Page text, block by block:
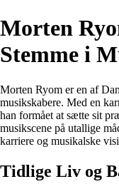
Morten
Stemme i
Morten Ryom er en af
musikskabere. Med en
han formået at sætte sit
musikscene på utallige
karriere og musikalske
Tidlige Liv og